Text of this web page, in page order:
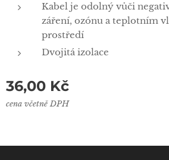
Kabel je odolný vůči
záření, ozónu a teplotním
prostředí
Dvojitá izolace
36,00 Kč
cena včetně DPH